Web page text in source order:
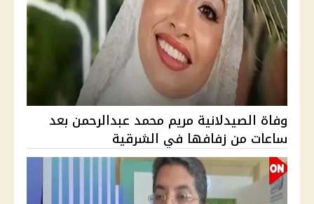
وفاة الصيدلانية مريم محمد عبدالرحمن بعد
ساعات من زفافها في الشرقية